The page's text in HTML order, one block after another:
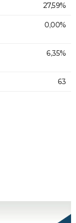
27,59%
0,00%
6,35%
63